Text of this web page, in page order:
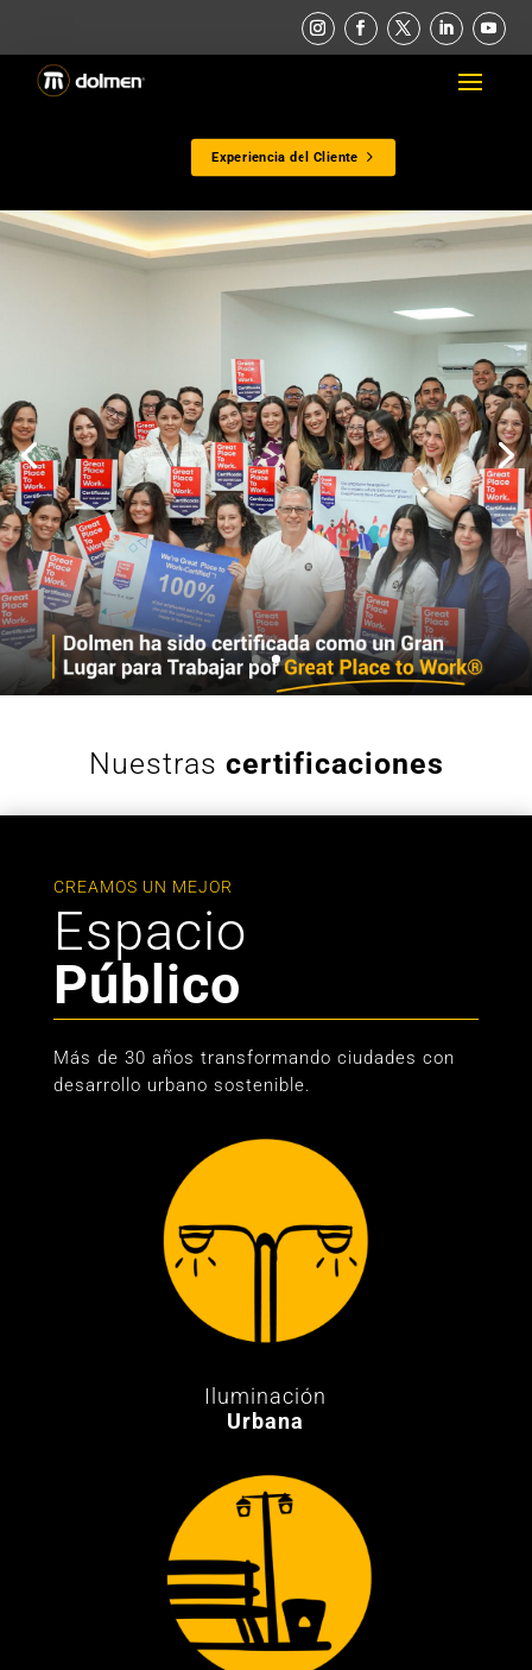
Experiencia del Cliente
Nuestras certificaciones
CREAMOS UN MEJOR
Espacio
Público
Más de 30 años transformando ciudades con
desarrollo urbano sostenible.
Iluminación
Urbana